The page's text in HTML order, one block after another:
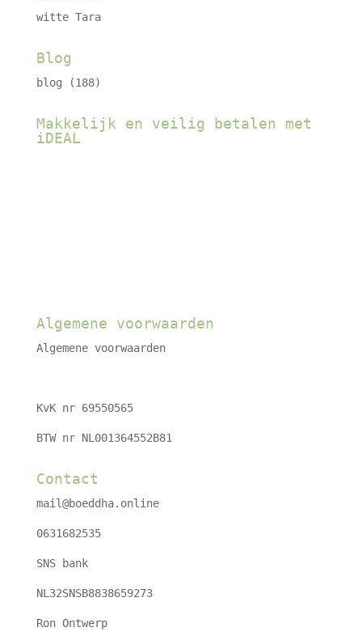
witte Tara
Blog
blog (188)
Makkelijk en veilig betalen met
iDEAL
Algemene voorwaarden
Algemene voorwaarden
KvK nr 69550565
BTW nr NL001364552B81
Contact
mail@boeddha.online
0631682535
SNS bank
NL32SNSB8838659273
Ron Ontwerp